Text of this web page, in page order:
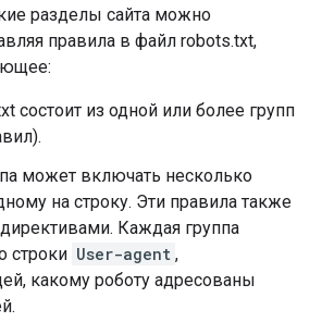
разделы сайта можно
правила в файл robots.txt,
состоит из одной или более групп
может включать несколько
на строку. Эти правила также
Каждая группа
строки User-agent ,
какому роботу адресованы